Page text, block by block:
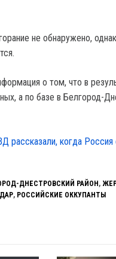
не обнаружено,
о том, что в
а по базе в Белгород-
рассказали, когда Россия
ДНЕСТРОВСКИЙ РАЙОН,
, РОССИЙСКИЕ ОККУПАНТЫ